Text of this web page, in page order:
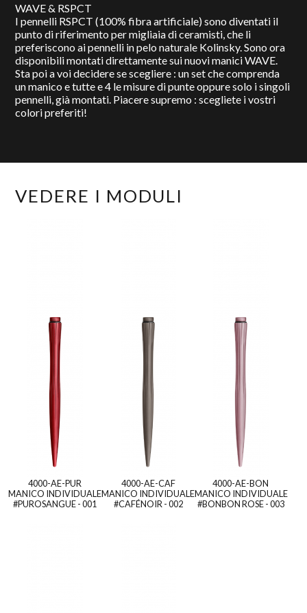
WAVE & RSPCT
I pennelli RSPCT (100% fibra artificiale) sono diventati il
punto di riferimento per migliaia di ceramisti, che li
preferiscono ai pennelli in pelo naturale Kolinsky. Sono ora
disponibili montati direttamente sui nuovi manici WAVE.
Sta poi a voi decidere se scegliere : un set che comprenda
un manico e tutte e 4 le misure di punte oppure solo i singoli
pennelli, già montati. Piacere supremo : scegliete i vostri
colori preferiti!
VEDERE I MODULI
4000-AE-PUR
MANICO INDIVIDUALE
#PUROSANGUE - 001
4000-AE-CAF
MANICO INDIVIDUALE
#CAFÉNOIR - 002
4000-AE-BON
MANICO INDIVIDUALE
#BONBON ROSE - 003